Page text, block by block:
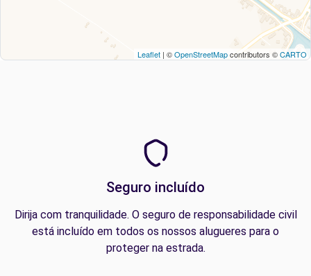
Leaflet | ©OpenStreetMapcontributors ©CARTO
Seguro incluído
Dirija com tranquilidade. O seguro de responsabilidade civil
está incluído em todos os nossos alugueres para o
proteger na estrada.